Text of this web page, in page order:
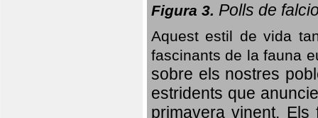
Figura 3. Polls de
Aquest estil de vida
fascinants de la fauna
sobre els nostres
estridents que
primavera vinent. Els